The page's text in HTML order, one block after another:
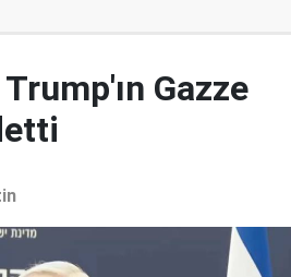
Gazze